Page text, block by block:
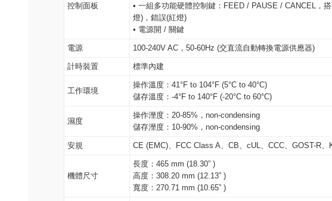
控制面板
• 一組多功能硬體控制鍵：FEED / PAUSE / CANCEL，
燈)，錯誤(紅燈)
• 電源開 / 關鍵
電源 100-240V AC，50-60Hz (交直流自動轉換電源供應器)
計時裝置 標準內建
工作環境
操作溫度：41°F to 104°F (5°C to 40°C)
儲存溫度：-4°F to 140°F (-20°C to 60°C)
濕度
操作溼度：20-85%，non-condensing
儲存溼度：10-90%，non-condensing
安規 CE (EMC)、FCC Class A、CB、cUL、CCC、GOST-R、
機體尺寸
長度：465 mm (18.30” )
高度：308.20 mm (12.13” )
寬度：270.71 mm (10.65” )